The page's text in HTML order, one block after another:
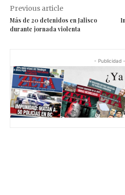
Previous article
Más de 20 detenidos en Jalisco
durante jornada violenta
- Publicidad -